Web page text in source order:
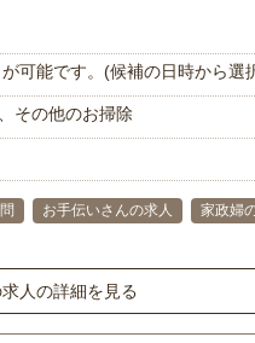
可能です。(候補の日時から選
その他のお掃除
お手伝いさんの求人 家政婦
求人の詳細を見る